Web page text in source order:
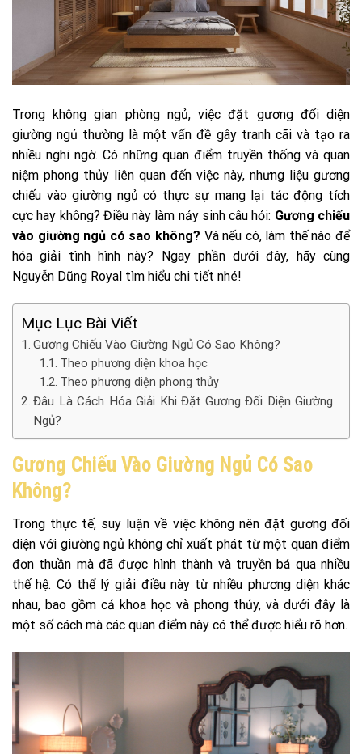
Trong không gian phòng ngủ, việc đặt gương đối diện
giường ngủ thường là một vấn đề gây tranh cãi và tạo ra
nhiều nghi ngờ. Có những quan điểm truyền thống và quan
niệm phong thủy liên quan đến việc này, nhưng liệu gương
chiếu vào giường ngủ có thực sự mang lại tác động tích
cực hay không? Điều này làm nảy sinh câu hỏi: Gương chiếu
vào giường ngủ có sao không? Và nếu có, làm thế nào để
hóa giải tình hình này? Ngay phần dưới đây, hãy cùng
Nguyễn Dũng Royal tìm hiểu chi tiết nhé!
Mục Lục Bài Viết
Gương Chiếu Vào Giường Ngủ Có Sao Không?
Theo phương diện khoa học
Theo phương diện phong thủy
Đâu Là Cách Hóa Giải Khi Đặt Gương Đối Diện Giường
Ngủ?
Gương Chiếu Vào Giường Ngủ Có Sao
Không?
Trong thực tế, suy luận về việc không nên đặt gương đối
diện với giường ngủ không chỉ xuất phát từ một quan điểm
đơn thuần mà đã được hình thành và truyền bá qua nhiều
thế hệ. Có thể lý giải điều này từ nhiều phương diện khác
nhau, bao gồm cả khoa học và phong thủy, và dưới đây là
một số cách mà các quan điểm này có thể được hiểu rõ hơn.